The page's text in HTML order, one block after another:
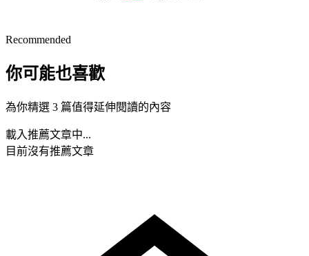
Recommended
你可能也喜歡
為你精選 3 篇值得延伸閱讀的內容
載入推薦文章中...
目前沒有推薦文章